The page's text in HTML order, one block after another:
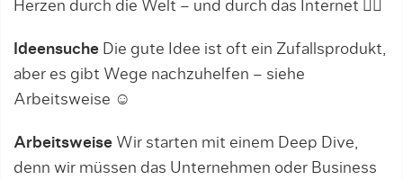
Herzen durch die Welt – und durch das Internet 🏄‍♂️
Ideensuche Die gute Idee ist oft ein Zufallsprodukt,
aber es gibt Wege nachzuhelfen – siehe
Arbeitsweise ☺︎
Arbeitsweise Wir starten mit einem Deep Dive,
denn wir müssen das Unternehmen oder Business